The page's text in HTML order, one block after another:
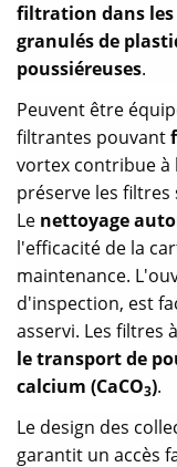
filtration dans les
granulés de
poussiéreuses.
Peuvent être
filtrantes pouvant
vortex contribue à
préserve les
Le nettoyage
l'efficacité de la
maintenance.
d'inspection, est
asservi. Les filtres
le transport de
calcium (CaCO3).
Le design des
garantit un accès